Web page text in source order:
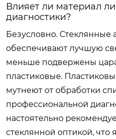
Влияет ли материал
диагностики?
Безусловно. Стеклянные
обеспечивают лучшую
меньше подвержены
пластиковые.
мутнеют от обработки
профессиональной
настоятельно
стеклянной оптикой, что